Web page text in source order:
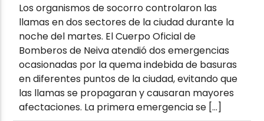
Los organismos de socorro controlaron las
llamas en dos sectores de la ciudad durante la
noche del martes. El Cuerpo Oficial de
Bomberos de Neiva atendió dos emergencias
ocasionadas por la quema indebida de basuras
en diferentes puntos de la ciudad, evitando que
las llamas se propagaran y causaran mayores
afectaciones. La primera emergencia se […]